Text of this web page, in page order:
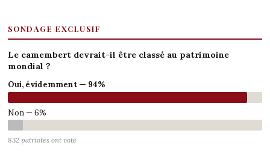
SONDAGE EXCLUSIF
Le camembert devrait-il être classé au patrimoine
mondial ?
Oui, évidemment — 94%
Non — 6%
832 patriotes ont voté